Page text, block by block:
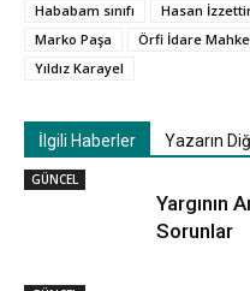
Hababam sınıfı
Hasan
Marko Paşa
Örfi İdare
Yıldız Karayel
İlgili Haberler Yazarın
GÜNCEL
Yargının
Sorunlar